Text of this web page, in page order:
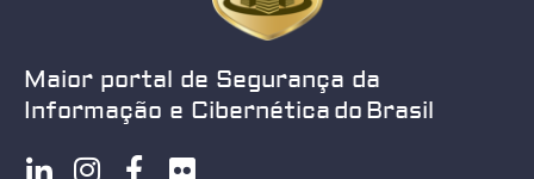
Maior portal de Segurança da
Informação e Cibernética do Brasil